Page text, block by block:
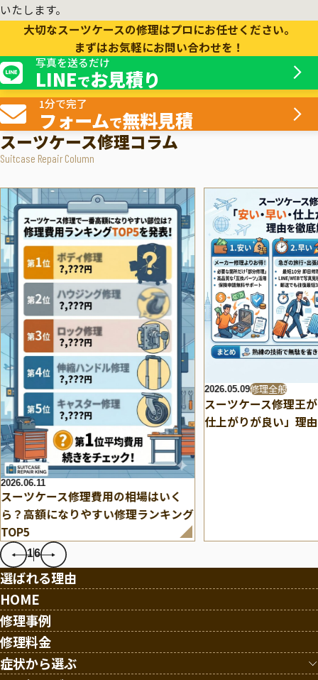
いたします。
大切なスーツケースの修理はプロにお任せください。
まずはお気軽にお問い合わせを！
写真を送るだけ
LINEでお見積り
1分で完了
フォームで無料見積
スーツケース修理コラム
Suitcase Repair Column
2026.06.11
スーツケース修理費用の相場はいく
ら？高額になりやすい修理ランキング
TOP5
2026.05.09修理全般
スーツケース修理王
仕上がりが良い」理
16
HOME
修理事例
修理料金
選ばれる理由
症状から選ぶ